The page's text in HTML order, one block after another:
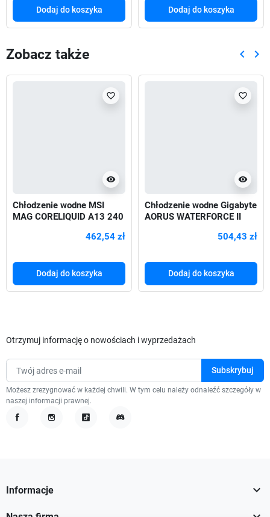
Dodaj do koszyka Dodaj do koszyka
Zobacz także keyboard_arrow_left keyboard_arrow_right
visibility
favorite_border
Chłodzenie wodne MSI
MAG CORELIQUID A13 240
462,54 zł
Dodaj do koszyka
visibility
favorite_border
Chłodzenie wodne Gigabyte
AORUS WATERFORCE II
504,43 zł
Dodaj do koszyka
Otrzymuj informację o nowościach i wyprzedażach
Możesz zrezygnować w każdej chwili. W tym celu należy odnaleźć szczegóły w
naszej informacji prawnej.
Informacje 